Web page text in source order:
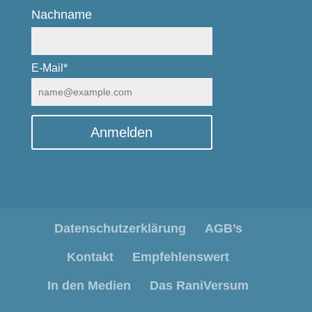
Nachname
E-Mail*
Anmelden
Datenschutzerklärung AGB’s
Kontakt Empfehlenswert
In den Medien Das RaniVersum